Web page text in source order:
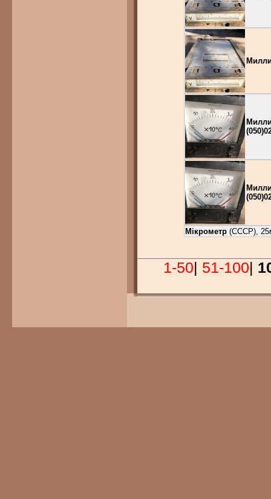
Мікрометр(СССР),
1-50| 51-100|